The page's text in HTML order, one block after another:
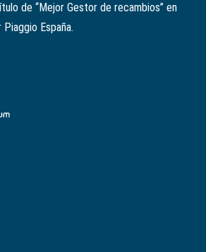
de “Mejor Gestor de recambios” en
España.